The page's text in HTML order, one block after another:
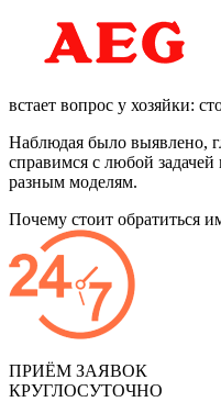
встает вопрос у хозяйки:
Наблюдая было выявлено,
справимся с любой
разным моделям.
Почему стоит обратиться
ПРИЁМ ЗАЯВОК
КРУГЛОСУТОЧНО